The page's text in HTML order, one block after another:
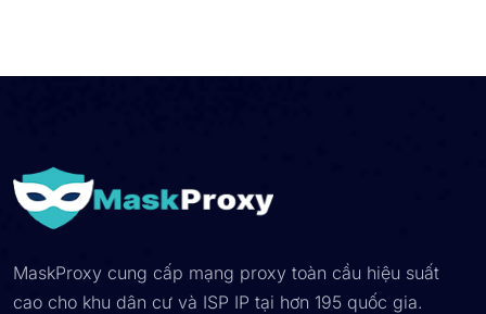
MaskProxy cung cấp mạng proxy toàn cầu hiệu suất
cao cho khu dân cư và ISP IP tại hơn 195 quốc gia.